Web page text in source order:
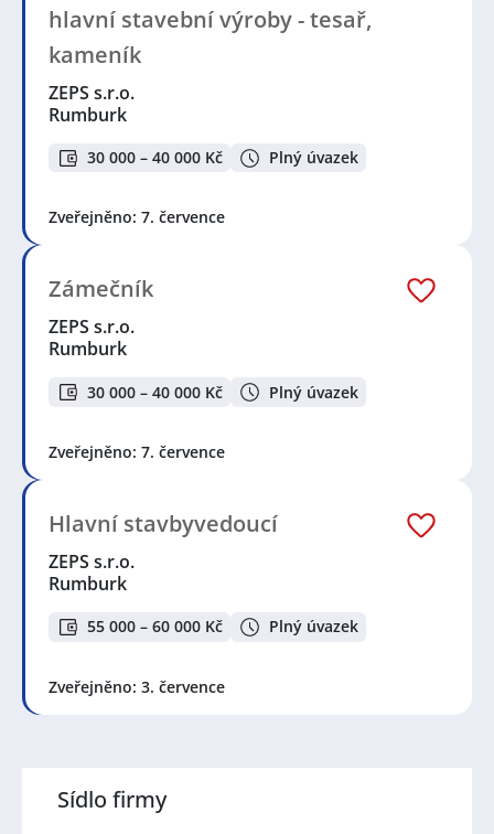
hlavní stavební výroby - tesař,
kameník
ZEPS s.r.o.
Rumburk
30 000 – 40 000 Kč Plný úvazek
Zveřejněno: 7. července
Zámečník
ZEPS s.r.o.
Rumburk
30 000 – 40 000 Kč Plný úvazek
Zveřejněno: 7. července
Hlavní stavbyvedoucí
ZEPS s.r.o.
Rumburk
55 000 – 60 000 Kč Plný úvazek
Zveřejněno: 3. července
Sídlo firmy